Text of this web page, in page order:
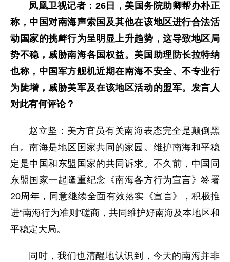
凤凰卫视记者：26日，美国务院助卿帮办朴正
称，中国对南海声索国及其他在该地区进行合法活
动国家的挑衅行为呈明显上升趋势，这导致地区局
势不稳，威胁南海各国权益。美国助理防长拉特纳
也称，中国军方舰机近期在南海不安全、不专业行
为陡增，威胁美军及在该地区活动的盟军。发言人
对此有何评论？
赵立坚：美方官员有关南海表态完全是颠倒黑
白。南海是地区国家共同的家园。维护南海和平稳
定是中国和东盟国家的共同诉求。不久前，中国同
东盟国家一起隆重纪念《南海各方行为宣言》签署
20周年，同意继续全面有效落实《宣言》，积极推
进“南海行为准则”磋商，共同维护好南海及本地区和
平稳定大局。
同时，我们也清醒地认识到，今天的南海并非